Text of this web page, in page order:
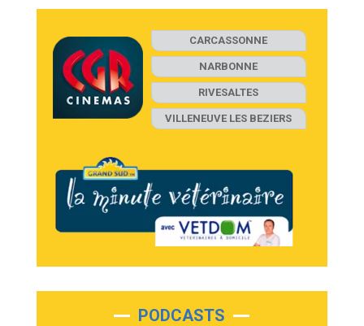
CARCASSONNE
NARBONNE
RIVESALTES
VILLENEUVE LES BEZIERS
PODCASTS